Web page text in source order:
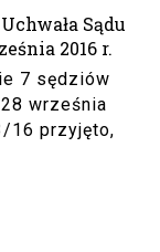
Sądu
2016 r.
7 sędziów
września
16 przyjęto,